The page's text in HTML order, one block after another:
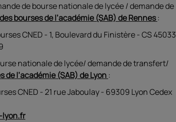
de bourse nationale de lycée / demande de
bourses de l’académie (SAB) de Rennes:
CNED - 1, Boulevard du Finistère - CS 45033
nationale de lycée/ demande de transfert/
de l’académie (SAB) de Lyon:
CNED - 21 rue Jaboulay - 69309 Lyon Cedex
lyon.fr